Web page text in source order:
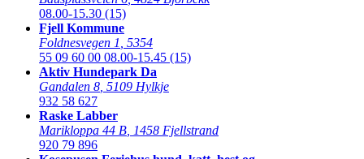
08.00-15.30 (15)
Fjell Kommune
Foldnesvegen 1 5354
55 09 60 00 08.00-15.45 (15)
Aktiv Hundepark Da
Gandalen 8 5109 Hylkje
932 58 627
Raske Labber
Marikloppa 44 B 1458 Fjellstrand
920 79 896